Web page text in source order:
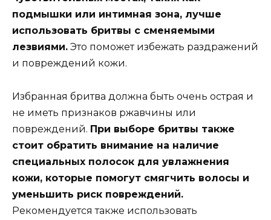
подмышки или интимная зона, лучше
использовать бритвы с сменяемыми
лезвиями. Это поможет избежать раздражений
и повреждений кожи.
Избранная бритва должна быть очень острая и
не иметь признаков ржавчины или
повреждений. При выборе бритвы также
стоит обратить внимание на наличие
специальных полосок для увлажнения
кожи, которые помогут смягчить волосы и
уменьшить риск повреждений.
Рекомендуется также использовать